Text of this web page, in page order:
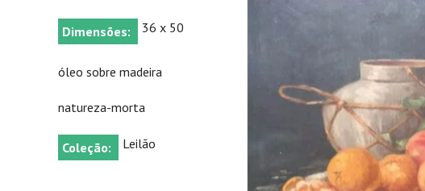
Dimensões: 36 x 50
óleo sobre madeira
natureza-morta
Coleção: Leilão